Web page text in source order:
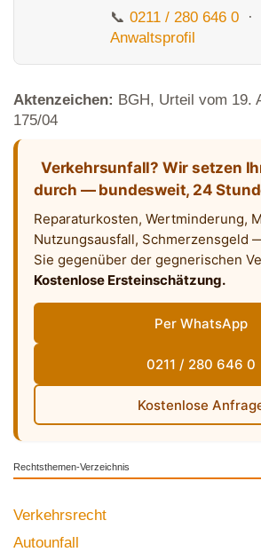
📞 0211 / 280 646 0 ·
Anwaltsprofil
Aktenzeichen: BGH, Urteil vom 19.
175/04
Verkehrsunfall? Wir setzen
durch — bundesweit, 24
Reparaturkosten, Wertminderung,
Nutzungsausfall, Schmerzensgeld
Sie gegenüber der gegnerischen
Kostenlose Ersteinschätzung.
Per WhatsApp
0211 / 280 646 0
Kostenlose
Rechtsthemen-Verzeichnis
Verkehrsrecht
Autounfall